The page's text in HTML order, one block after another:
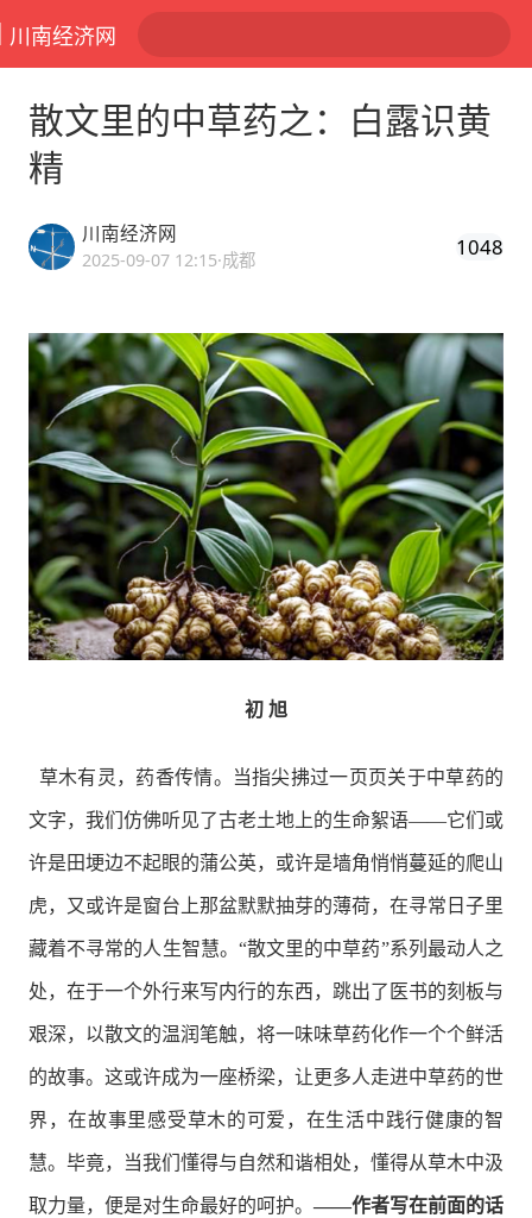
川南经济网
散文里的中草药之：白露识黄
精
川南经济网
2025-09-07 12:15·成都 1048
初 旭
草木有灵，药香传情。当指尖拂过一页页关于中草药的
文字，我们仿佛听见了古老土地上的生命絮语——它们或
许是田埂边不起眼的蒲公英，或许是墙角悄悄蔓延的爬山
虎，又或许是窗台上那盆默默抽芽的薄荷，在寻常日子里
藏着不寻常的人生智慧。“散文里的中草药”系列最动人之
处，在于一个外行来写内行的东西，跳出了医书的刻板与
艰深，以散文的温润笔触，将一味味草药化作一个个鲜活
的故事。这或许成为一座桥梁，让更多人走进中草药的世
界，在故事里感受草木的可爱，在生活中践行健康的智
慧。毕竟，当我们懂得与自然和谐相处，懂得从草木中汲
取力量，便是对生命最好的呵护。 ——作者写在前面的话